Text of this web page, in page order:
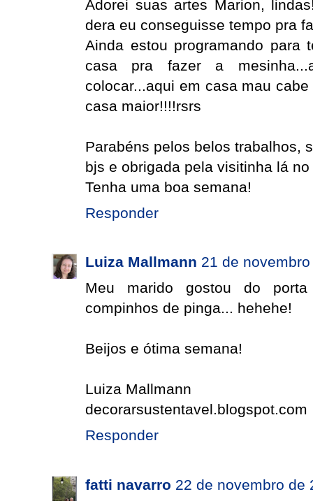
Adorei suas artes Marion,
dera eu conseguisse tempo pra
Ainda estou programando para
casa pra fazer a
colocar...aqui em casa mau
casa maior!!!!rsrs
Parabéns pelos belos trabalhos,
bjs e obrigada pela visitinha lá no
Tenha uma boa semana!
Responder
Luiza Mallmann 21 de
Meu marido gostou do
compinhos de pinga... hehehe!
Beijos e ótima semana!
Luiza Mallmann
decorarsustentavel.blogspot.com
Responder
fatti navarro 22 de novembro de